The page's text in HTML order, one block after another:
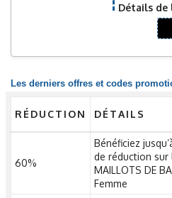
Détails de
Les derniers offres et codes
RÉDUCTION DÉTAILS
60%
Bénéficiez
de réduction sur
MAILLOTS DE
Femme